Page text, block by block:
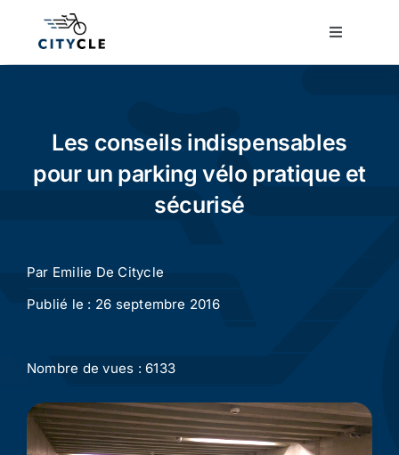
Toggle
Cyclisme urbain
Conseils
Actualité
Ecologie
Les conseils indispensables
pour un parking vélo pratique et
sécurisé
Par Emilie De Citycle
Publié le : 26 septembre 2016
Nombre de vues : 6133